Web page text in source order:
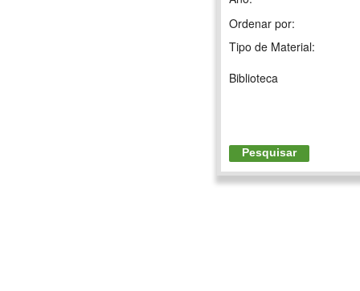
Ordenar por:
Tipo de Material:
Biblioteca
Pesquisar